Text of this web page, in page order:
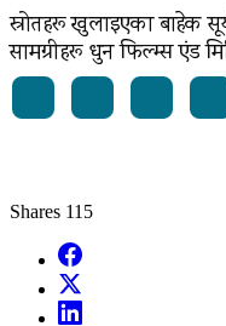
स्रोतहरू खुलाइएका बाहेक
सामग्रीहरू धुन फिल्म्स एंड
Shares 115
Facebook